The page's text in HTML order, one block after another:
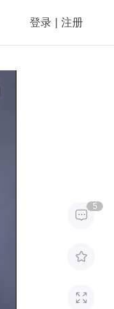
登录 注册

5

